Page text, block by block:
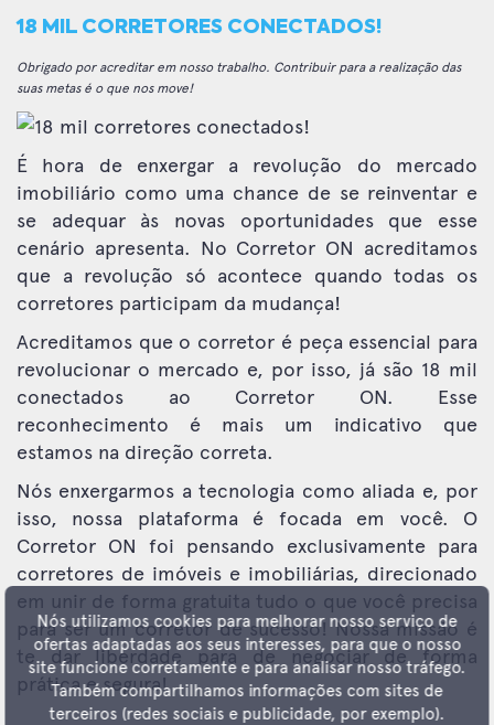
Nós utilizamos cookies para melhorar nosso serviço de
ofertas adaptadas aos seus interesses, para que o nosso
site funcione corretamente e para analisar nosso tráfego.
Também compartilhamos informações com sites de
terceiros (redes sociais e publicidade, por exemplo).
18 MIL CORRETORES CONECTADOS!
Obrigado por acreditar em nosso trabalho. Contribuir para a realização das
suas metas é o que nos move!
É hora de enxergar a revolução do mercado
imobiliário como uma chance de se reinventar e
se adequar às novas oportunidades que esse
cenário apresenta. No Corretor ON acreditamos
que a revolução só acontece quando todas os
corretores participam da mudança!
Acreditamos que o corretor é peça essencial para
revolucionar o mercado e, por isso, já são 18 mil
conectados ao Corretor ON. Esse
reconhecimento é mais um indicativo que
estamos na direção correta.
Nós enxergarmos a tecnologia como aliada e, por
isso, nossa plataforma é focada em você. O
Corretor ON foi pensando exclusivamente para
corretores de imóveis e imobiliárias, direcionado
em unir de forma gratuita tudo o que você precisa
para ser um corretor de sucesso! Nossa missão é
te dar liberdade para de negociar de forma
prática e segura!